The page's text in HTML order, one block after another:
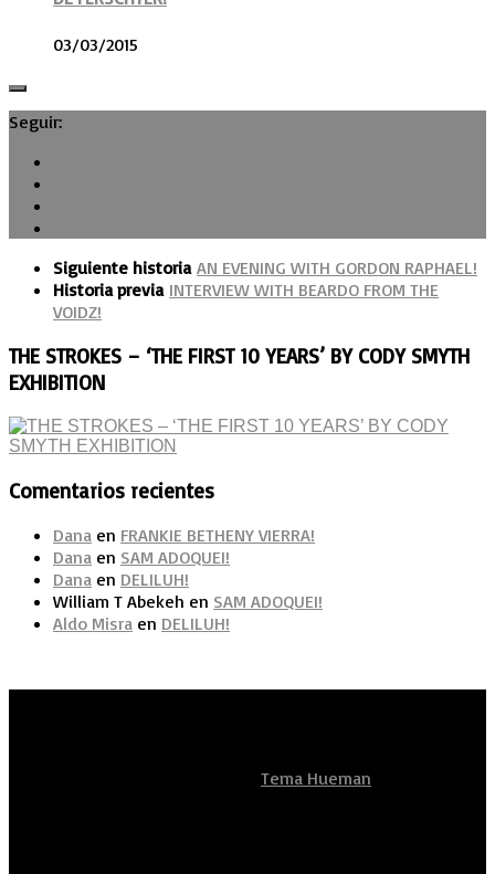
03/03/2015
Seguir:
Siguiente historia AN EVENING WITH GORDON RAPHAEL!
Historia previa INTERVIEW WITH BEARDO FROM THE
VOIDZ!
THE STROKES – ‘THE FIRST 10 YEARS’ BY CODY SMYTH
EXHIBITION
Comentarios recientes
Dana en FRANKIE BETHENY VIERRA!
Dana en SAM ADOQUEI!
Dana en DELILUH!
William T Abekeh en SAM ADOQUEI!
Aldo Misra en DELILUH!
Tema Hueman